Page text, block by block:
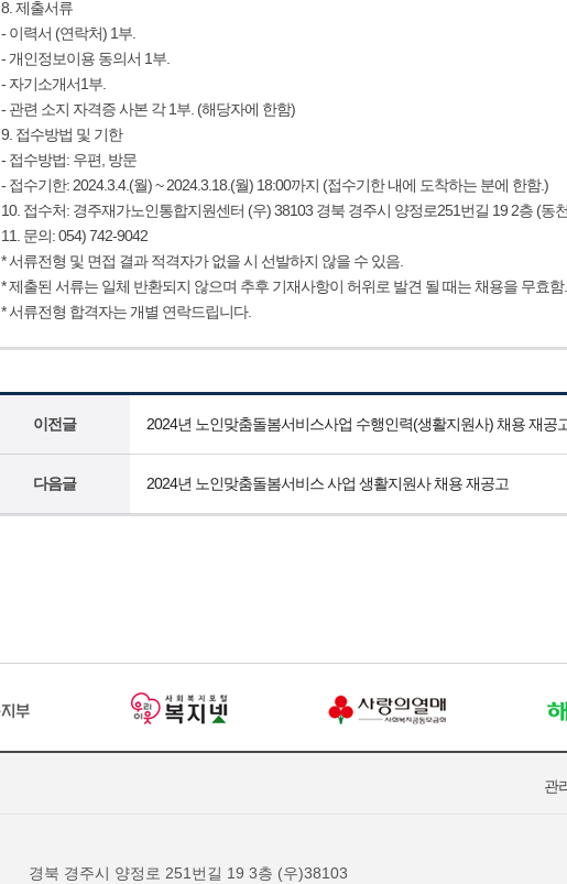
8. 제출서류
- 이력서 (연락처) 1부.
- 개인정보이용 동의서 1부.
- 자기소개서1부.
- 관련 소지 자격증 사본 각 1부. (해당자에 한함)
9. 접수방법 및 기한
- 접수방법: 우편, 방문
- 접수기한: 2024.3.4.(월) ~ 2024.3.18.(월) 18:00까지 (접수기한 내에 도착하는 분에 한함.)
10. 접수처: 경주재가노인통합지원센터 (우) 38103 경북 경주시 양정로251번길 19 2층 (동
11. 문의: 054) 742-9042
* 서류전형 및 면접 결과 적격자가 없을 시 선발하지 않을 수 있음.
* 제출된 서류는 일체 반환되지 않으며 추후 기재사항이 허위로 발견 될 때는 채용을 무효함.
* 서류전형 합격자는 개별 연락드립니다.
이전글 2024년 노인맞춤돌봄서비스사업 수행인력(생활지원사) 채용 재공
다음글 2024년 노인맞춤돌봄서비스 사업 생활지원사 채용 재공고
관
경북 경주시 양정로 251번길 19 3층 (우)38103